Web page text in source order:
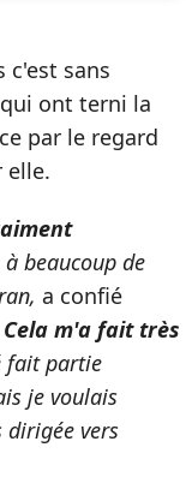
c'est sans
ont terni la
par le regard
elle.
beaucoup de
a confié
Cela m'a fait très
fait partie
je voulais
vers